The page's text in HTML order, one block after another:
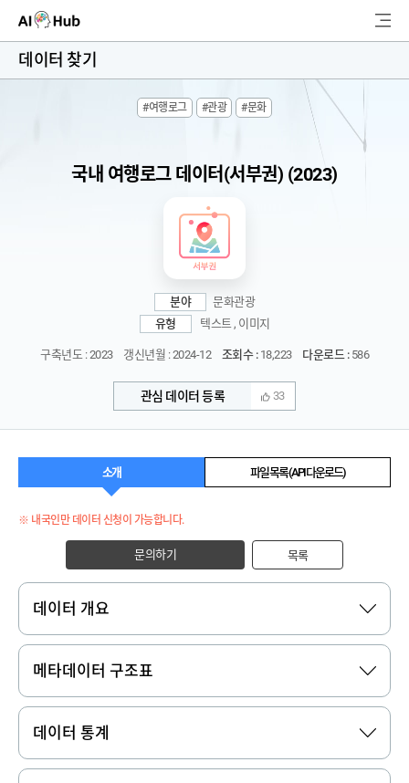
AI-Hub
AI 데이터찾기
AI 개발지원
색
데이터 찾기
#여행로그 #관광 #문화
국내 여행로그 데이터(서부권) (2023)
분야
문화관광
유형
텍스트 , 이미지
구축년도 : 2023 갱신년월 : 2024-12 조회수 :18,223 다운로드 :586
관심 데이터 등록 33
소개 파일 목록 (API 다운로드)
※ 내국인만 데이터 신청이 가능합니다.
문의하기 목록
데이터 개요
메타데이터 구조표
데이터 통계